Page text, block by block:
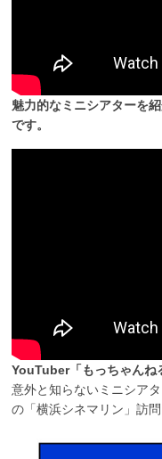
魅力的なミニシアターを
です。
YouTuber「もっちゃんね
意外と知らないミニシア
の「横浜シネマリン」訪問